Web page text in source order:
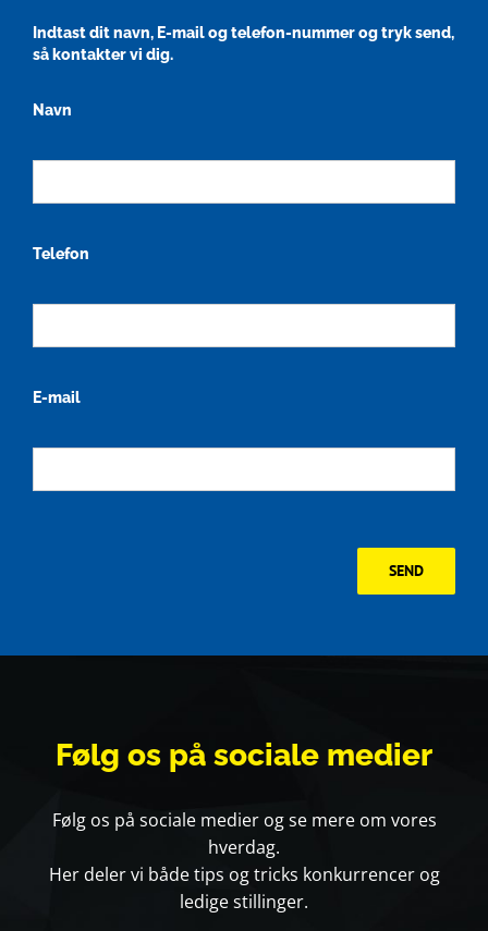
Indtast dit navn, E-mail og telefon-nummer og tryk send,
så kontakter vi dig.
Navn
Telefon
E-mail
SEND
Følg os på sociale medier
Følg os på sociale medier og se mere om vores
hverdag.
Her deler vi både tips og tricks konkurrencer og
ledige stillinger.